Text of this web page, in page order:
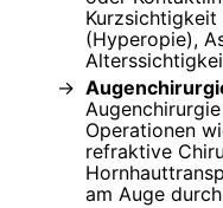
(Hyperopie),
Operationen
refraktive
am Auge